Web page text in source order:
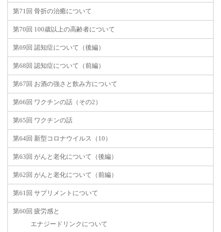
第71回 骨折の治癒について
第70回 100歳以上の高齢者について
第69回 認知症について（後編）
第68回 認知症について（前編）
第67回 お酒の強さと飲み方について
第66回 ワクチンの話（その2）
第65回 ワクチンの話
第64回 新型コロナウイルス（10）
第63回 がんと老化について（後編）
第62回 がんと老化について（前編）
第61回 サプリメントについて
第60回 疲労感と
エナジードリンクについて